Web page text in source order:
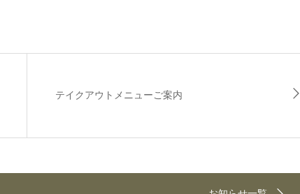
テイクアウトメニューご案内